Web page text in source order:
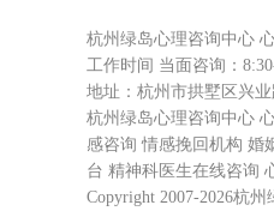
杭州绿岛心理咨询中心
工作时间 当面咨询：
地址：杭州市拱墅区兴业
杭州绿岛心理咨询中心
感咨询 情感挽回机构 婚
台 精神科医生在线咨询
Copyright 2007-2026杭州